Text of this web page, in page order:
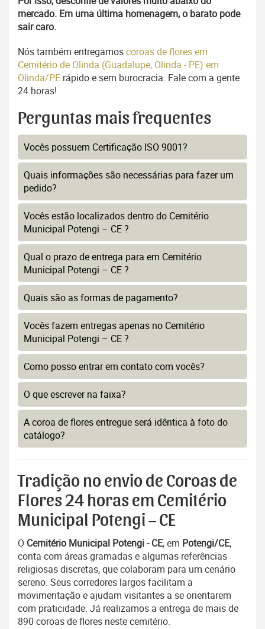
mercado. Em uma última homenagem, o barato pode
sair caro.
Nós também entregamoscoroas de flores em
Cemitério de Olinda (Guadalupe, Olinda - PE) em
Olinda/PE rápido e sem burocracia. Fale com a gente
24 horas!
Perguntas mais frequentes
Vocês possuem Certificação ISO 9001?
Quais informações são necessárias para fazer um
pedido?
Vocês estão localizados dentro do Cemitério
Municipal Potengi – CE ?
Qual o prazo de entrega para em Cemitério
Municipal Potengi – CE ?
Quais são as formas de pagamento?
Vocês fazem entregas apenas no Cemitério
Municipal Potengi – CE ?
Como posso entrar em contato com vocês?
O que escrever na faixa?
A coroa de flores entregue será idêntica à foto do
catálogo?
Tradição no envio de Coroas de
Flores 24 horas em Cemitério
Municipal Potengi – CE
O Cemitério Municipal Potengi - CE, em Potengi/CE,
conta com áreas gramadas e algumas referências
religiosas discretas, que colaboram para um cenário
sereno. Seus corredores largos facilitam a
movimentação e ajudam visitantes a se orientarem
com praticidade. Já realizamos a entrega de mais de
890 coroas de flores neste cemitério.